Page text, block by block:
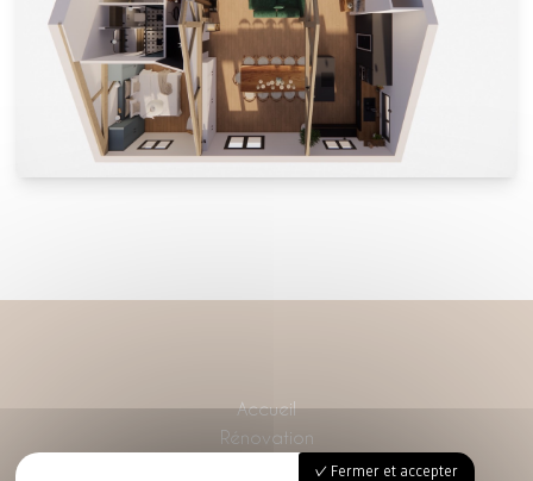
Accueil
Rénovation
Décoration d’intérieurFermer et accepter